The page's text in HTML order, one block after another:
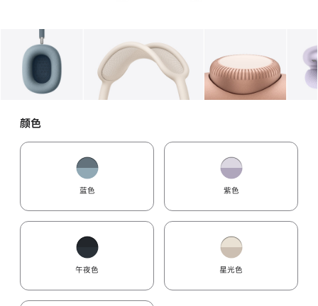
图库 1 图库 图像 图库 图像
颜色
蓝色 紫色
午夜色 星光色